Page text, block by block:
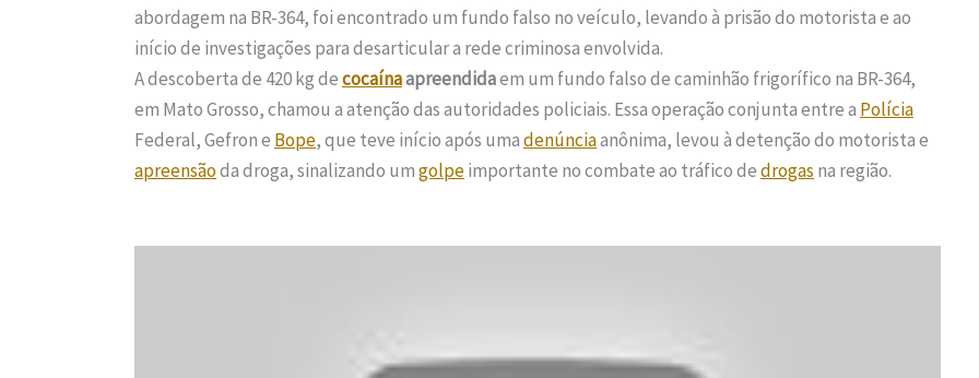
abordagem na BR-364, foi encontrado um fundo falso no veículo, levando à prisão do motorista e ao
início de investigações para desarticular a rede criminosa envolvida.
A descoberta de 420 kg decocaínaapreendidaem um fundo falso de caminhão frigorífico na BR-364,
em Mato Grosso, chamou a atenção das autoridades policiais. Essa operação conjunta entre a Polícia
Federal, Gefron e Bope, que teve início após umadenúnciaanônima, levou à detenção do motorista e
apreensãoda droga, sinalizando umgolpeimportante no combate ao tráfico dedrogas na região.